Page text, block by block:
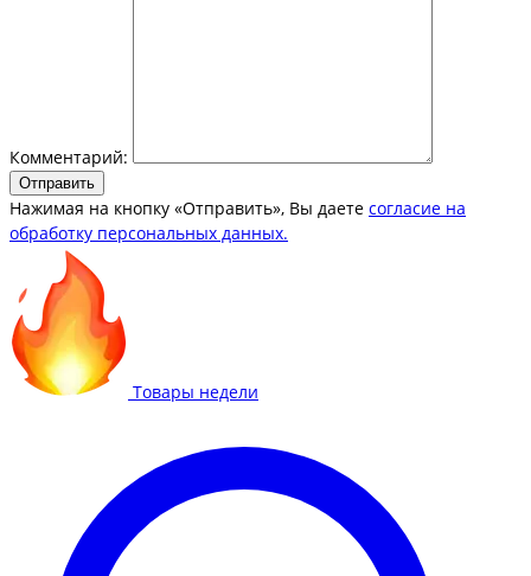
Комментарий:
Отправить
Нажимая на кнопку «Отправить», Вы даете согласие на
обработку персональных данных.
Товары недели